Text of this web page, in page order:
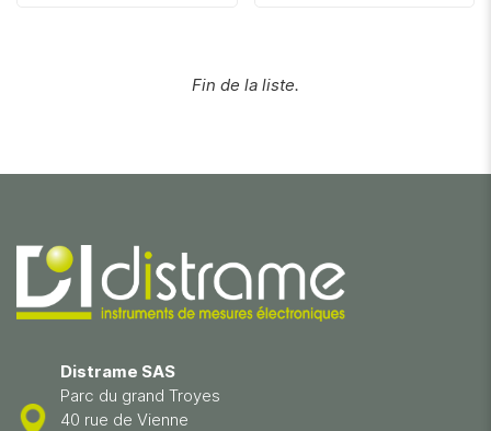
Fin de la liste.
Distrame SAS
Parc du grand Troyes
40 rue de Vienne